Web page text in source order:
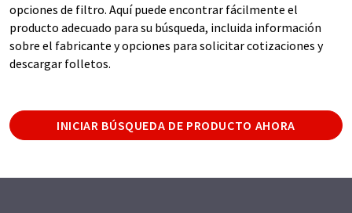
opciones de filtro. Aquí puede encontrar fácilmente el
producto adecuado para su búsqueda, incluida información
sobre el fabricante y opciones para solicitar cotizaciones y
descargar folletos.
INICIAR BÚSQUEDA DE PRODUCTO AHORA